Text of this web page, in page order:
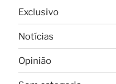
Exclusivo
Notícias
Opinião